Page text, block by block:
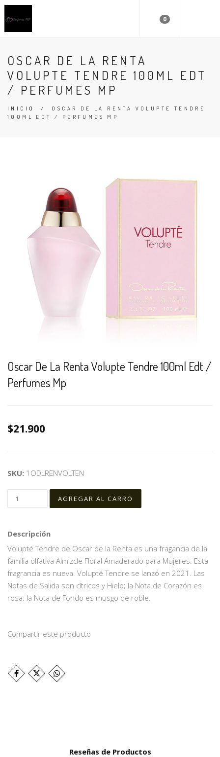
0
OSCAR DE LA RENTA
VOLUPTE TENDRE 100ML EDT
/ PERFUMES MP
INICIO / OSCAR DE LA RENTA VOLUPTE TENDRE
100ML EDT / PERFUMES MP
Oscar De La Renta Volupte Tendre 100ml Edt /
Perfumes Mp
$21.900
SKU: 1ODLRENVOLTEN
Descripción
Volupté Tendre de Oscar de la Renta es una fragancia de la
familia olfativa Almizcle Floral Amaderado para Mujeres. Esta
fragrancia es nueva. Volupté Tendre se lanzó en 2021. Las
Notas de Salida son cítricos y Hielo; la Nota de Corazón es
rosa; la Nota de Fondo es musgo de roble.
Compartir este producto
Reseñas de Productos